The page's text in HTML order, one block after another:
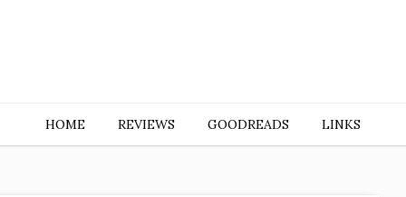
HOME REVIEWS GOODREADS LINKS